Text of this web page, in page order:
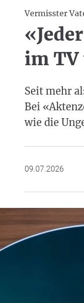
Vermisster
im
Seit mehr
Bei
wie die
09.07.2026